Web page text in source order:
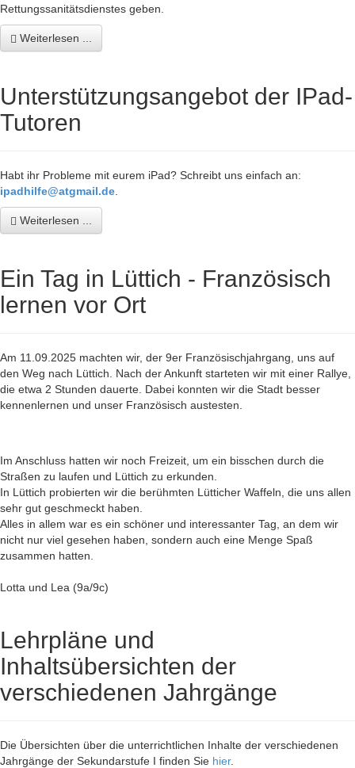
Rettungssanitätsdienstes geben.
Weiterlesen ...
Unterstützungsangebot der IPad-
Tutoren
Habt ihr Probleme mit eurem iPad? Schreibt uns einfach an:
ipadhilfe@atgmail.de
Weiterlesen ...
Ein Tag in Lüttich - Französisch
lernen vor Ort
Am 11.09.2025 machten wir, der 9er Französischjahrgang, uns auf
den Weg nach Lüttich. Nach der Ankunft starteten wir mit einer Rallye,
die etwa 2 Stunden dauerte. Dabei konnten wir die Stadt besser
kennenlernen und unser Französisch austesten.
Im Anschluss hatten wir noch Freizeit, um ein bisschen durch die
Straßen zu laufen und Lüttich zu erkunden.
In Lüttich probierten wir die berühmten Lütticher Waffeln, die uns allen
sehr gut geschmeckt haben.
Alles in allem war es ein schöner und interessanter Tag, an dem wir
nicht nur viel gesehen haben, sondern auch eine Menge Spaß
zusammen hatten.
Lotta und Lea (9a/9c)
Lehrpläne und
Inhaltsübersichten der
verschiedenen Jahrgänge
Die Übersichten über die unterrichtlichen Inhalte der verschiedenen
Jahrgänge der Sekundarstufe I finden Sie hier.